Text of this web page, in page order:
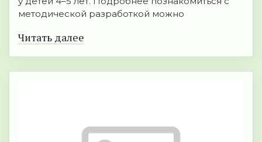
методической разработкой можно
Читать далее